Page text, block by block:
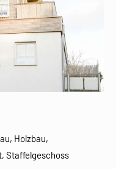
, Holzbau,
, Staffelgeschoss